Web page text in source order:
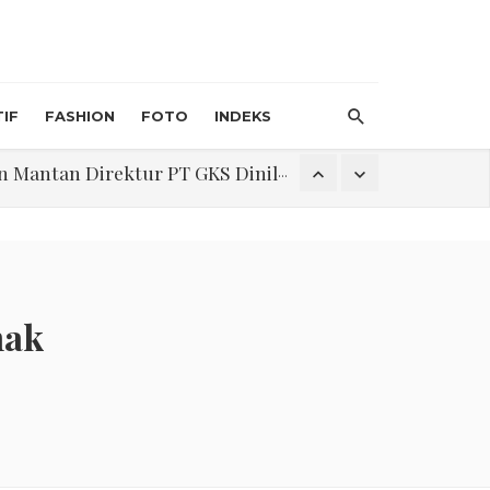
FASHION FOTO INDEKS
Direktur PT GKS Dinilai Rancu